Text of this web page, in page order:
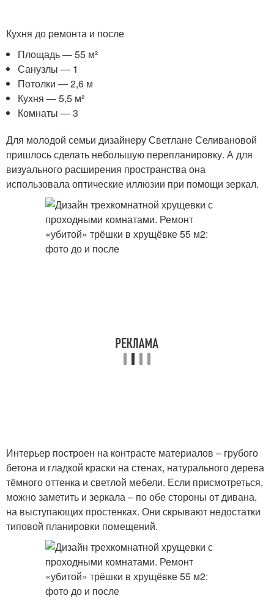
Кухня до ремонта и после
Площадь — 55 м²
Санузлы — 1
Потолки — 2,6 м
Кухня — 5,5 м²
Комнаты — 3
Для молодой семьи дизайнеру Светлане Селивановой
пришлось сделать небольшую перепланировку. А для
визуального расширения пространства она
использовала оптические иллюзии при помощи зеркал.
Интерьер построен на контрасте материалов – грубого
бетона и гладкой краски на стенах, натурального дерева
тёмного оттенка и светлой мебели. Если присмотреться,
можно заметить и зеркала – по обе стороны от дивана,
на выступающих простенках. Они скрывают недостатки
типовой планировки помещений.